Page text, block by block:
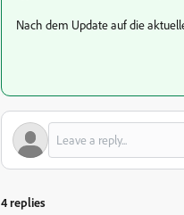
Nach dem Update auf die
4 replies